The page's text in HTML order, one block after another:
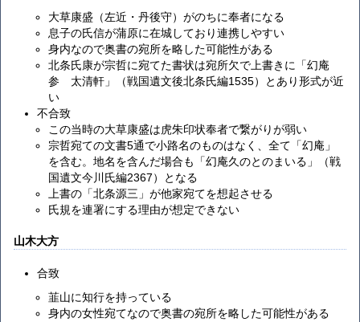
大草康盛（左近・丹後守）がのちに奉者になる
息子の氏信が蒲原に在城しており連携しやすい
身内なので奥書の宛所を略した可能性がある
北条氏康が宗哲に宛てた書状は宛所欠で上書きに「幻庵
参 太清軒」（戦国遺文後北条氏編1535）とあり形式が近
い
不合致
この当時の大草康盛は虎朱印状奉者で繋がりが弱い
宗哲宛ての文書5通で小路名のものはなく、全て「幻庵」
を含む。地名を含んだ場合も「幻庵久のとのまいる」（戦
国遺文今川氏編2367）となる
上書の「北条源三」が他家宛てを想起させる
氏規を連署にする理由が想定できない
山木大方
合致
韮山に知行を持っている
身内の女性宛てなので奥書の宛所を略した可能性がある